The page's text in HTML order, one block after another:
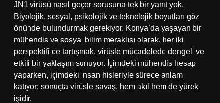
JN1 virüsü nasıl geçer sorusuna tek bir yanıt yok.
Biyolojik, sosyal, psikolojik ve teknolojik boyutları göz
önünde bulundurmak gerekiyor. Konya’da yaşayan bir
mühendis ve sosyal bilim meraklısı olarak, her iki
perspektifi de tartışmak, virüsle mücadelede dengeli ve
etkili bir yaklaşım sunuyor. İçimdeki mühendis hesap
yaparken, içimdeki insan hisleriyle sürece anlam
katıyor; sonuçta virüsle savaş, hem akıl hem de yürek
işidir.